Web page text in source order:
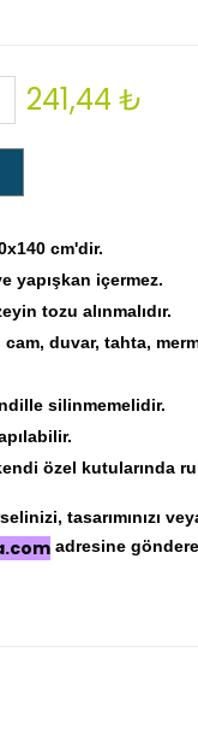
241,44 ₺
cm'dir.
yapışkan içermez.
tozu alınmalıdır.
duvar, tahta,
silinmemelidir.
özel kutularında
tasarımınızı
adresine